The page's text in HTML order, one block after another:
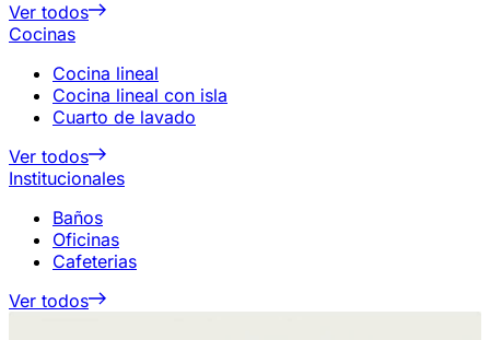
Ver todos
Cocinas
Cocina lineal
Cocina lineal con isla
Cuarto de lavado
Ver todos
Institucionales
Baños
Oficinas
Cafeterias
Ver todos